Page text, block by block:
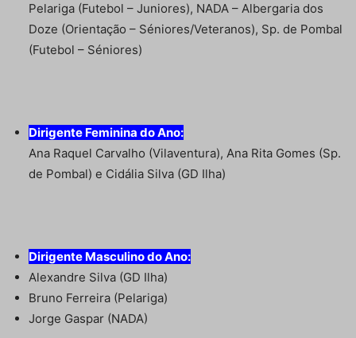
Pelariga (Futebol – Juniores), NADA – Albergaria dos
Doze (Orientação – Séniores/Veteranos), Sp. de Pombal
(Futebol – Séniores)
Dirigente Feminina do Ano:
Ana Raquel Carvalho (Vilaventura), Ana Rita Gomes (Sp.
de Pombal) e Cidália Silva (GD Ilha)
Dirigente Masculino do Ano:
Alexandre Silva (GD Ilha)
Bruno Ferreira (Pelariga)
Jorge Gaspar (NADA)